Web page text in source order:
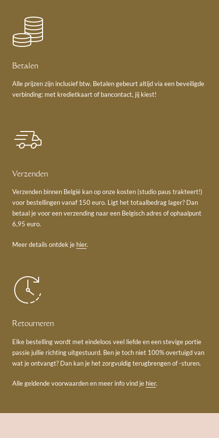
Betalen
Alle prijzen zijn inclusief btw. Betalen gebeurt altijd via een beveiligde
verbinding: met kredietkaart of bancontact, jij kiest!
Verzenden
Verzenden binnen België kan op onze kosten (studio paus trakteert!)
voor bestellingen vanaf 150 euro. Ligt het totaalbedrag lager? Dan
betaal je voor een verzending naar een Belgisch adres of ophaalpunt
6,95 euro.
Meer details ontdek je hier.
Retourneren
Elke bestelling wordt met eindeloos veel liefde en een stevige portie
passie jullie richting uitgestuurd. Ben je toch niet 100% overtuigd van
wat je ontvangt? Dan kan je het zorgvuldig terugbrengen of -sturen.
Alle geldende voorwaarden en meer info vind je hier.